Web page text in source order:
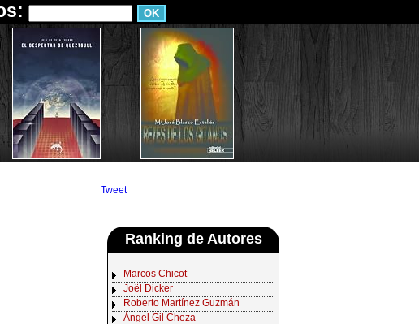
Tweet
Ranking de Autores
Marcos Chicot
Joël Dicker
Roberto Martínez Guzmán
Ángel Gil Cheza